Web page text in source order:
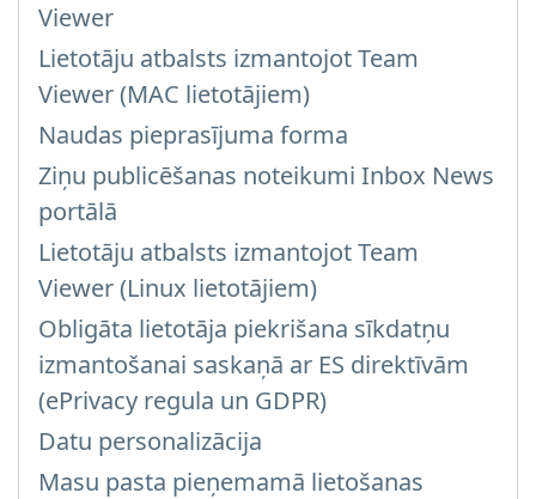
Viewer
Lietotāju atbalsts izmantojot Team
Viewer (MAC lietotājiem)
Naudas pieprasījuma forma
Ziņu publicēšanas noteikumi Inbox News
portālā
Lietotāju atbalsts izmantojot Team
Viewer (Linux lietotājiem)
Obligāta lietotāja piekrišana sīkdatņu
izmantošanai saskaņā ar ES direktīvām
(ePrivacy regula un GDPR)
Datu personalizācija
Masu pasta pieņemamā lietošanas